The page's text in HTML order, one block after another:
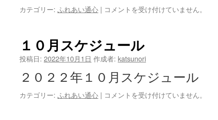
カテゴリー: ふれあい通心 | ブ
８
５
は
コメントを受け付けていません。
１０月スケジュール
投稿日: 2022年10月1日 作成者: katsunori
２０２２年１０月スケジュール
カテゴリー: ふれあい通心 | １
コメントを受け付けていません。